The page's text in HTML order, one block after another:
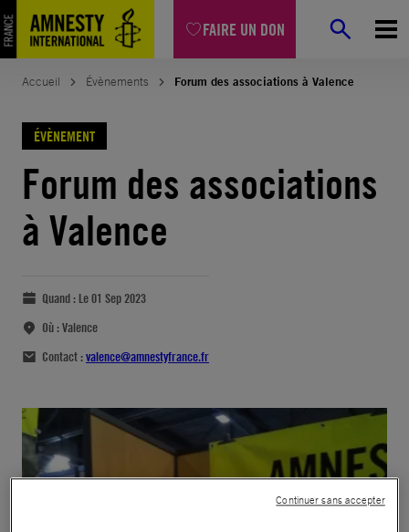
FAIRE UN DON
Accueil Évènements Forum des associations à Valence
ÉVÈNEMENT
Forum des associations
à Valence
Quand : Le 01 Sep 2023
Où :Valence
Contact :valence@amnestyfrance.fr
Continuer sans accepter